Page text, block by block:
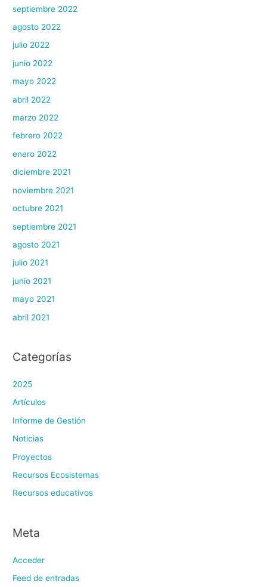
septiembre 2022
agosto 2022
julio 2022
junio 2022
mayo 2022
abril 2022
marzo 2022
febrero 2022
enero 2022
diciembre 2021
noviembre 2021
octubre 2021
septiembre 2021
agosto 2021
julio 2021
junio 2021
mayo 2021
abril 2021
Categorías
2025
Artículos
Informe de Gestión
Noticias
Proyectos
Recursos Ecosistemas
Recursos educativos
Meta
Acceder
Feed de entradas